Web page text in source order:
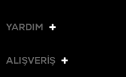
YARDIM
ALIŞVERİŞ